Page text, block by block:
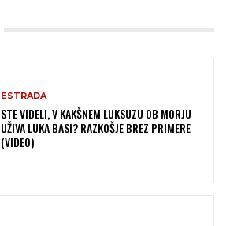
ESTRADA
STE VIDELI, V KAKŠNEM LUKSUZU OB MORJU
UŽIVA LUKA BASI? RAZKOŠJE BREZ PRIMERE
(VIDEO)